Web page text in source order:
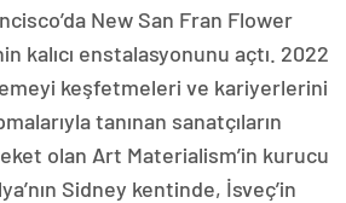
New San Fran Flower
kalıcı enstalasyonunu açtı. 2022
keşfetmeleri ve kariyerlerini
tanınan sanatçıların
olan Art Materialism’in kurucu
Sidney kentinde, İsveç’in